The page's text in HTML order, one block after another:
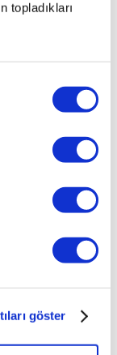
topladıkları
göster